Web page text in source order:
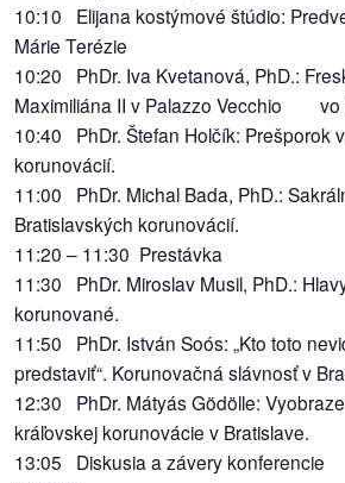
10:10 Elijana kostýmové štúdio:
Márie Terézie
10:20 PhDr. Iva Kvetanová, PhD.:
Maximiliána II v Palazzo Vecchio vo
10:40 PhDr. Štefan Holčík: Prešporok
korunovácií.
11:00 PhDr. Michal Bada, PhD.:
Bratislavských korunovácií.
11:20 – 11:30 Prestávka
11:30 PhDr. Miroslav Musil, PhD.:
korunované.
11:50 PhDr. István Soós: „Kto toto
predstaviť“. Korunovačná slávnosť v
12:30 PhDr. Mátyás Gödölle:
kráľovskej korunovácie v Bratislave.
13:05 Diskusia a závery konferencie